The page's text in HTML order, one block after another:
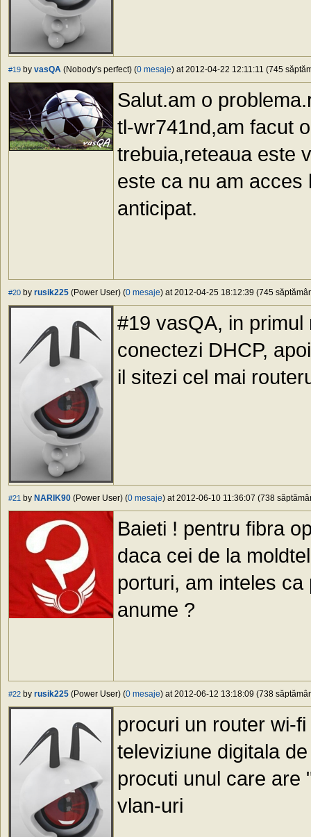
#19 by vasQA (Nobody's perfect) (0 mesaje) at 2012-04-22 12:11:11 (745
Salut.am o
tl-wr741nd,am facut
trebuia,reteaua este
este ca nu am acces
anticipat.
#20 by rusik225 (Power User) (0 mesaje) at 2012-04-25 18:12:39 (745
#19 vasQA, in
conectezi DHCP,
il sitezi cel mai
#21 by NARIK90 (Power User) (0 mesaje) at 2012-06-10 11:36:07 (738
Baieti ! pentru fibra
daca cei de la
porturi, am inteles
anume ?
#22 by rusik225 (Power User) (0 mesaje) at 2012-06-12 13:18:09 (738
procuri un router wi-
televiziune digitala
procuti unul care are
vlan-uri